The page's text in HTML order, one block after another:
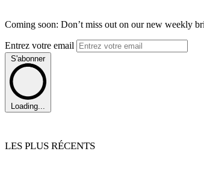
Coming soon: Don’t miss out on our new weekly
Entrez votre email
S'abonner
Loading...
LES PLUS RÉCENTS